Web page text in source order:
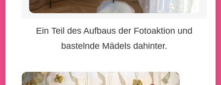
Ein Teil des Aufbaus der Fotoaktion und
bastelnde Mädels dahinter.